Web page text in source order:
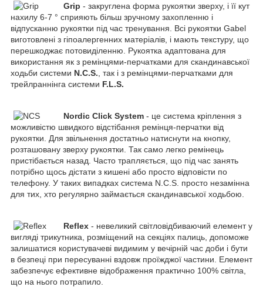
Grip - закруглена форма рукоятки зверху, і її кут
нахилу 6-7 ° сприяють більш зручному захопленню і
відпусканню рукоятки під час тренування. Всі рукоятки Gabel
виготовлені з гіпоалергенних матеріалів, і мають текстуру, що
перешкоджає потовиділенню. Рукоятка адаптована для
використання як з ремінцями-перчатками для скандинавської
ходьби системи N.C.S. , так і з ремінцями-перчатками для
трейлраннінга системи F.L.S.
Nordic Click System - це система кріплення з
можливістю швидкого відстібання ремінця-перчатки від
рукоятки. Для звільнення достатньо натиснути на кнопку,
розташовану зверху рукоятки. Так само легко ремінець
пристібається назад. Часто трапляється, що під час занять
потрібно щось дістати з кишені або просто відповісти по
телефону. У таких випадках система N.C.S. просто незамінна
для тих, хто регулярно займається скандинавської ходьбою.
Reflex - невеликий світловідбиваючий елемент у
вигляді трикутника, розміщений на секціях палиць, допоможе
залишатися користувачеві видимим у вечірній час доби і бути
в безпеці при пересуванні вздовж проїжджої частини. Елемент
забезпечує ефективне відображення практично 100% світла,
що на нього потрапило.